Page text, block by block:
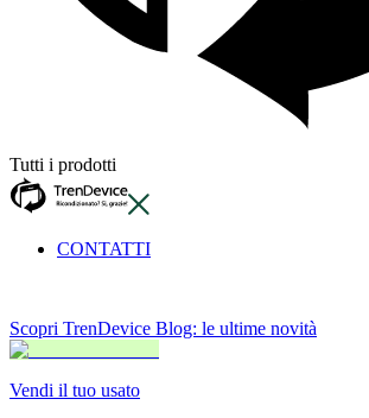
Tutti i prodotti
CONTATTI
Scopri TrenDevice Blog: le ultime novità
Vendi il tuo usato